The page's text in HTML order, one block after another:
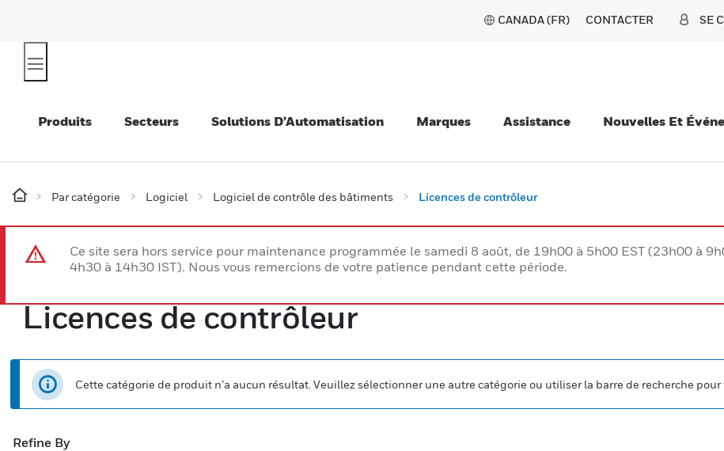
CANADA (FR) CONTACTER SE
Produits Secteurs Solutions D’Automatisation Marques Assistance Nouvelles Et
Par catégorie Logiciel Logiciel de contrôle des bâtiments Licences de contrôleur
Ce site sera hors service pour maintenance programmée le samedi 8 août, de 19h00 à 5h00 EST (23h00 à
4h30 à 14h30 IST). Nous vous remercions de votre patience pendant cette période.
Licences de contrôleur
Cette catégorie de produit n’a aucun résultat. Veuillez sélectionner une autre catégorie ou utiliser la barre de recherche
Refine By